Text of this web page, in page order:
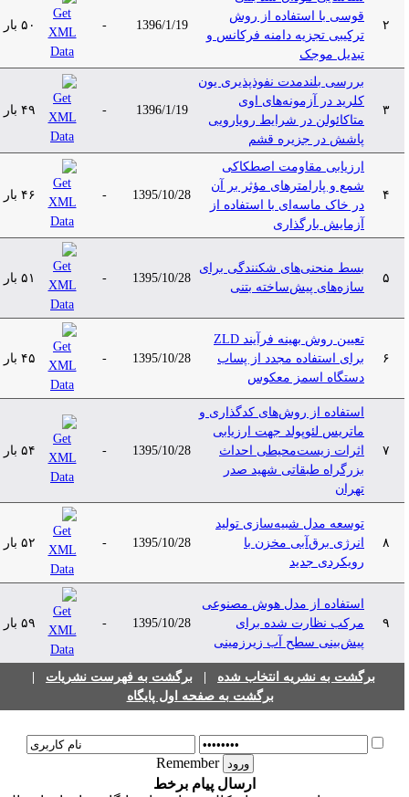
قوسی با استفاده از روش
ترکیبی تجزیه دامنه فرکانس و
تبدیل موجک
1396/1/19 ۵۰ بار
بررسی بلندمدت نفوذپذیری یون
کلرید در آزمونه‌های اوی
متاکائولن در شرایط رویارویی
پاشش در جزیره قشم
1396/1/19 ۴۹ بار
ارزیابی مقاومت اصطکاکی
شمع و پارامتر‌های مؤثر بر آن
در خاک ماسه‌ای با استفاده از
آزمایش بارگذاری
1395/10/28 ۴۶ بار
بسط منحنی‌های شکنندگی برای
سازه‌های پیش‌ساخته بتنی
1395/10/28 ۵۱ بار
تعیین روش بهینه فرآیند ZLD
برای استفاده مجدد از پساب
دستگاه اسمز معکوس
1395/10/28 ۴۵ بار
استفاده از روش‌های کدگذاری و
ماتریس لئوپولد جهت ارزیابی
اثرات زیست‌محیطی احداث
بزرگراه طبقاتی شهید صدر
تهران
1395/10/28 ۵۴ بار
توسعه مدل شبیه‌سازی تولید
انرژی برق‌آبی مخزن با
رویکردی جدید
1395/10/28 ۵۲ بار
استفاده از مدل هوش مصنوعی
مرکب نظارت شده برای
پیش‌بینی سطح آب زیرزمینی
1395/10/28 ۵۹ بار
برگشت به نشریه انتخاب شده| برگشت به فهرست نشریات|
برگشت به صفحه اول پایگاه
Remember
ارسال پیام برخط